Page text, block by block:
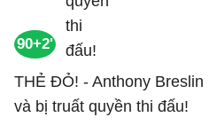
90+2'
THẺ ĐỎ! - Anthony
và bị truất quyền thi đấu!